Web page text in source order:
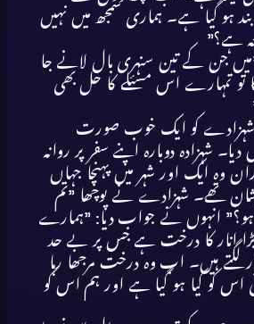
ہو گیا ہے۔ ہماری سمجھ میں نہیں
ہے؟”
جن کے تین سنہری بال لانے جا
تو تمہارے اس مسئلے کا حل بھی
شہزادے کو ایک خوب صورت
دیا۔ شہزادہ دوبارہ اپنے سفر پر روانہ
وہ ایک اور شہر میں پہنچا جہاں
تھے۔ شہزادے نے پوچھا ”تم
انہوں نے جواب دیا: ”ہمارے
انار کا درخت ہے جس پر بے حد
لگتے ہیں۔ اب وہ درخت مرجھا رہا
اس کو کیا ہو گیا ہے اور ہم اس کو